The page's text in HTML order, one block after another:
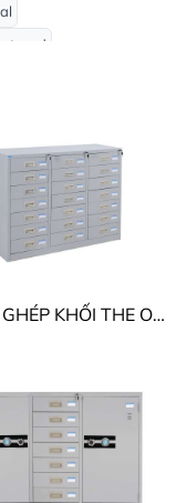
Tủ sắt locker để đồ
Giá sắt để tài liệu
TỦ SẮT GHÉP KHỐI THE ONE TU118-21D